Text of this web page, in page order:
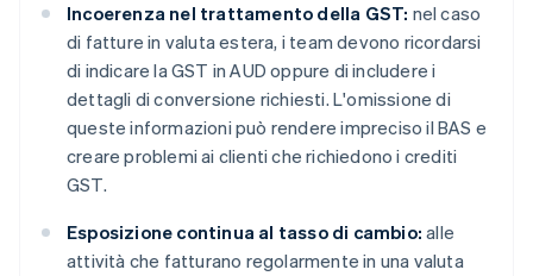
Incoerenza nel trattamento della GST: nel caso
di fatture in valuta estera, i team devono ricordarsi
di indicare la GST in AUD oppure di includere i
dettagli di conversione richiesti. L'omissione di
queste informazioni può rendere impreciso il BAS e
creare problemi ai clienti che richiedono i crediti
GST.
Esposizione continua al tasso di cambio: alle
attività che fatturano regolarmente in una valuta